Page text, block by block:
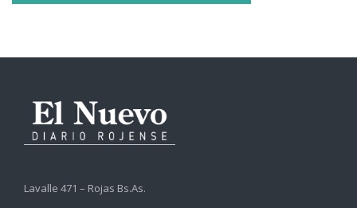
Lavalle 471 – Rojas Bs.As.